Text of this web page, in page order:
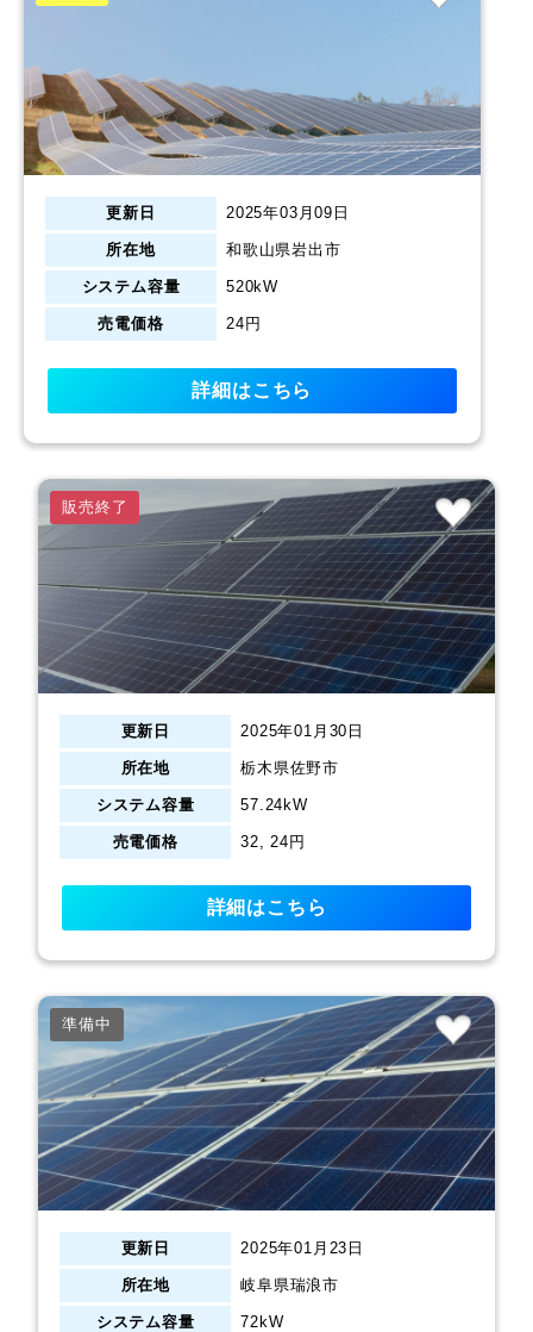
更新日 2025年03月09日
所在地 和歌山県岩出市
システム容量 520kW
売電価格 24円
詳細はこちら
販売終了
更新日 2025年01月30日
所在地 栃木県佐野市
システム容量 57.24kW
売電価格 32, 24円
詳細はこちら
準備中
更新日 2025年01月23日
所在地 岐阜県瑞浪市
システム容量 72kW